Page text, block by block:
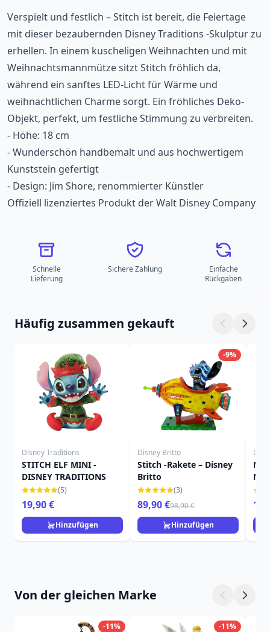
Verspielt und festlich – Stitch ist bereit, die Feiertage
mit dieser bezaubernden Disney Traditions -Skulptur zu
erhellen. In einem kuscheligen Weihnachten und mit
Weihnachtsmannmütze sitzt Stitch fröhlich da,
während ein sanftes LED-Licht für Wärme und
weihnachtlichen Charme sorgt. Ein fröhliches Deko-
Objekt, perfekt, um festliche Stimmung zu verbreiten.
- Höhe: 18 cm
- Wunderschön handbemalt und aus hochwertigem
Kunststein gefertigt
- Design: Jim Shore, renommierter Künstler
Offiziell lizenziertes Produkt der Walt Disney Company
Schnelle
Lieferung
Sichere Zahlung
Einfache
Rückgaben
Häufig zusammen gekauft
Disney Traditions
STITCH ELF MINI -
DISNEY TRADITIONS
(5)
19,90 €
Hinzufügen
-9%
Disney Britto
Stitch -Rakete – Disney
Britto
(3)
89,90 €98,90 €
Hinzufügen
MIT
-
Von der gleichen Marke
-11% -11%